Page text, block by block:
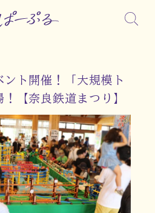
ト開催！「大規模ト
【奈良鉄道まつり】